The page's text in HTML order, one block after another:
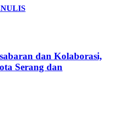
dan Kolaborasi,
Serang dan